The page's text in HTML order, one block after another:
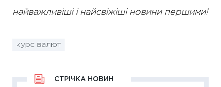
найважливіші і найсвіжіші новини першими!
курс валют
СТРІЧКА НОВИН